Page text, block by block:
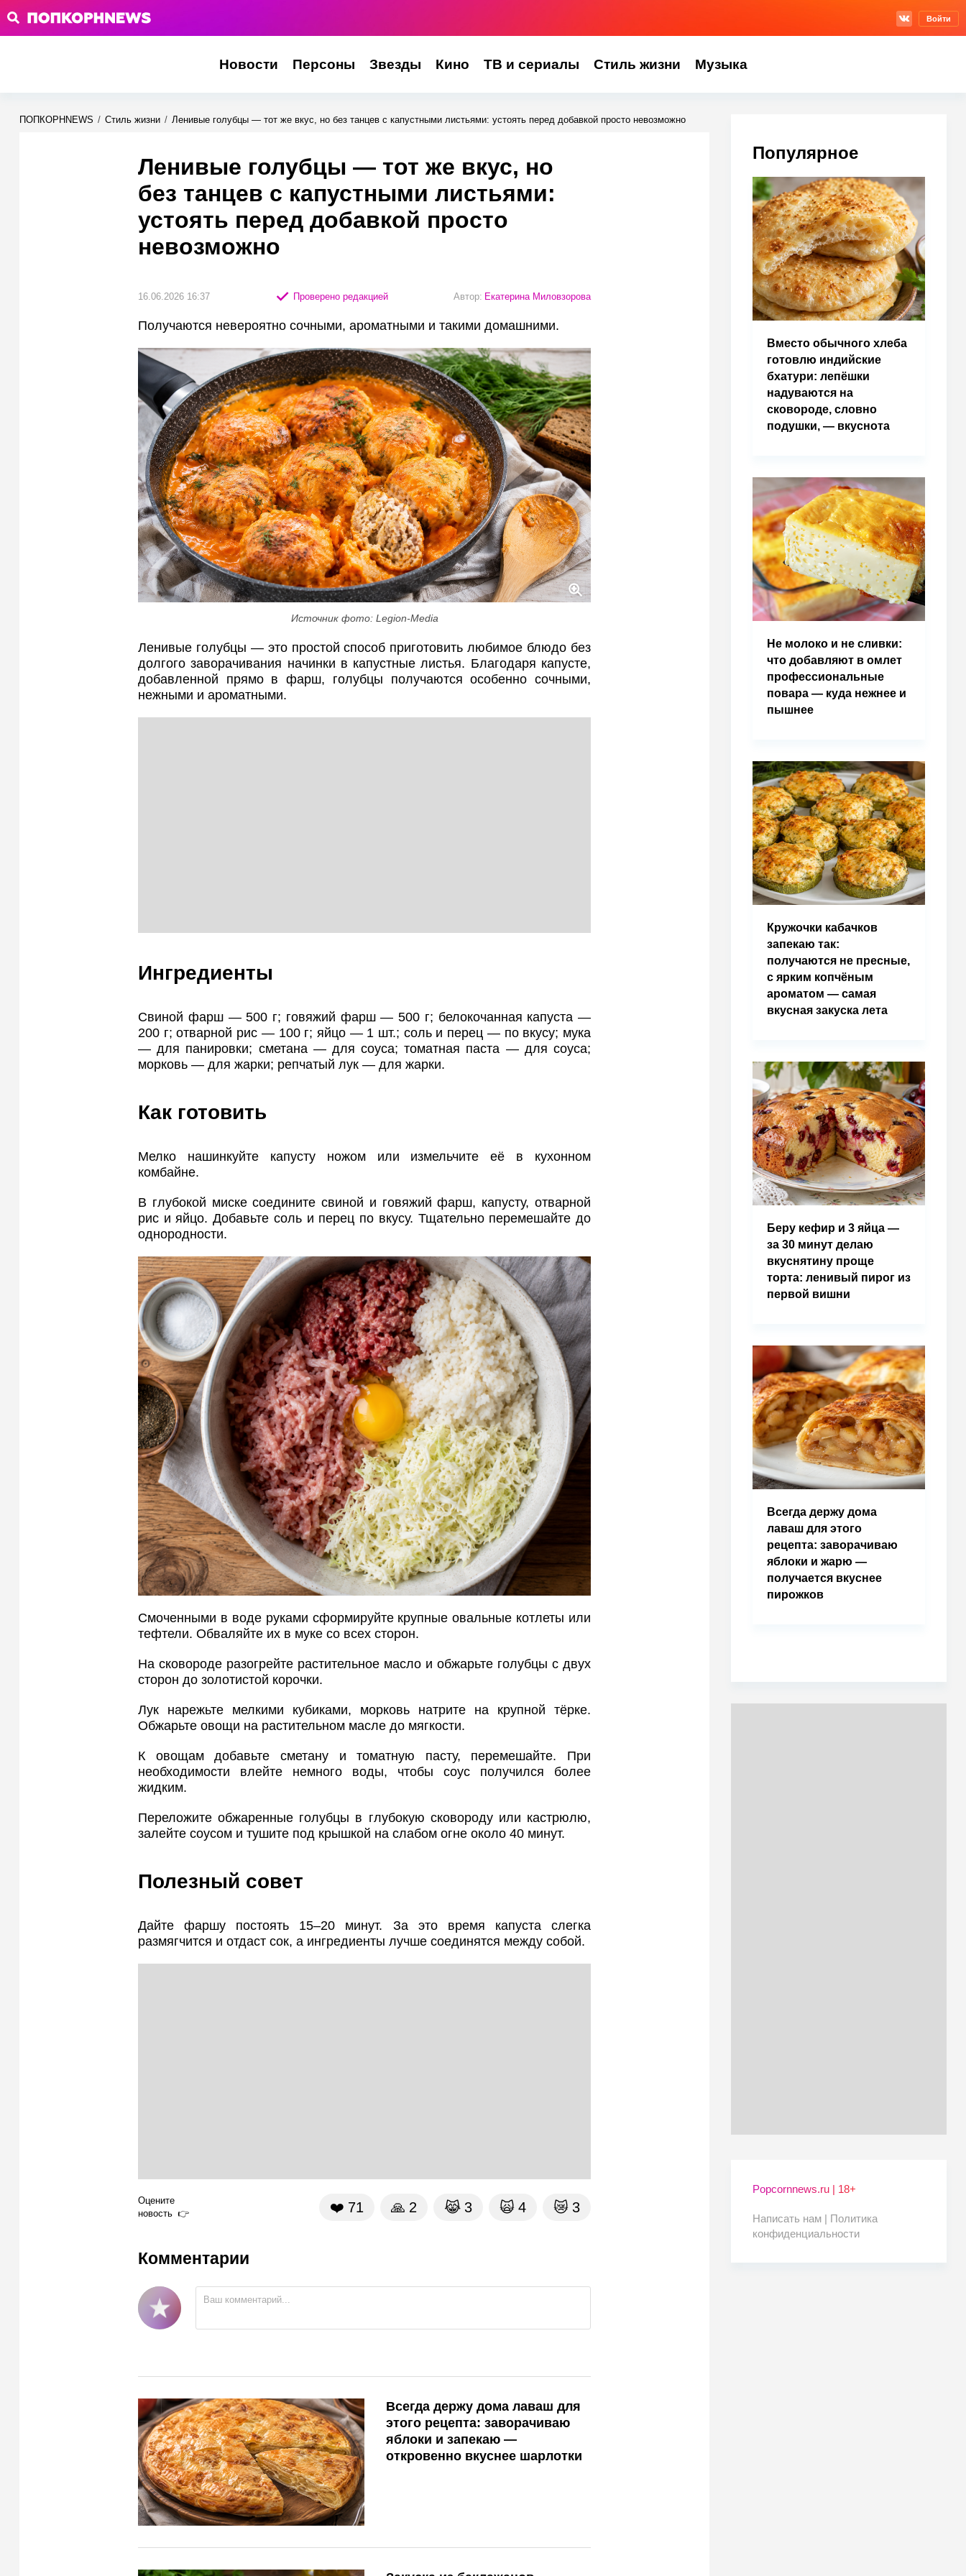
Войти
Новости Персоны Звезды Кино ТВ и сериалы Стиль жизни Музыка
ПОПКОРНNEWS / Стиль жизни / Ленивые голубцы — тот же вкус, но без танцев с капустными листьями: устоять перед добавкой просто невозможно
Ленивые голубцы — тот же вкус, но
без танцев с капустными листьями:
устоять перед добавкой просто
невозможно
16.06.2026 16:37 Проверено редакцией Автор: Екатерина Миловзорова
Получаются невероятно сочными, ароматными и такими домашними.
Источник фото: Legion-Media
Ленивые голубцы — это простой способ приготовить любимое блюдо без
долгого заворачивания начинки в капустные листья. Благодаря капусте,
добавленной прямо в фарш, голубцы получаются особенно сочными,
нежными и ароматными.
Ингредиенты
Свиной фарш — 500 г; говяжий фарш — 500 г; белокочанная капуста —
200 г; отварной рис — 100 г; яйцо — 1 шт.; соль и перец — по вкусу; мука
— для панировки; сметана — для соуса; томатная паста — для соуса;
морковь — для жарки; репчатый лук — для жарки.
Как готовить
Мелко нашинкуйте капусту ножом или измельчите её в кухонном
комбайне.
В глубокой миске соедините свиной и говяжий фарш, капусту, отварной
рис и яйцо. Добавьте соль и перец по вкусу. Тщательно перемешайте до
однородности.
Смоченными в воде руками сформируйте крупные овальные котлеты или
тефтели. Обваляйте их в муке со всех сторон.
На сковороде разогрейте растительное масло и обжарьте голубцы с двух
сторон до золотистой корочки.
Лук нарежьте мелкими кубиками, морковь натрите на крупной тёрке.
Обжарьте овощи на растительном масле до мягкости.
К овощам добавьте сметану и томатную пасту, перемешайте. При
необходимости влейте немного воды, чтобы соус получился более
жидким.
Переложите обжаренные голубцы в глубокую сковороду или кастрюлю,
залейте соусом и тушите под крышкой на слабом огне около 40 минут.
Полезный совет
Дайте фаршу постоять 15–20 минут. За это время капуста слегка
размягчится и отдаст сок, а ингредиенты лучше соединятся между собой.
Оцените
новость
❤️ 71 🙏 2 😹 3 🙀 4 😿 3
Комментарии
Всегда держу дома лаваш для
этого рецепта: заворачиваю
яблоки и запекаю —
откровенно вкуснее шарлотки
Популярное
Вместо обычного хлеба
готовлю индийские
бхатури: лепёшки
надуваются на
сковороде, словно
подушки, — вкуснота
Не молоко и не сливки:
что добавляют в омлет
профессиональные
повара — куда нежнее и
пышнее
Кружочки кабачков
запекаю так:
получаются не пресные,
с ярким копчёным
ароматом — самая
вкусная закуска лета
Беру кефир и 3 яйца —
за 30 минут делаю
вкуснятину проще
торта: ленивый пирог из
первой вишни
Всегда держу дома
лаваш для этого
рецепта: заворачиваю
яблоки и жарю —
получается вкуснее
пирожков
Popcornnews.ru | 18+
Написать нам | Политика
конфиденциальности